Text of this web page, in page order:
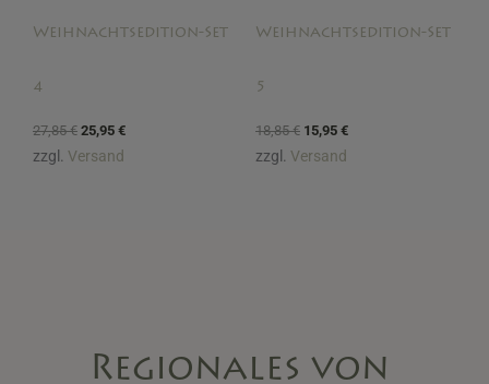
Weihnachtsedition-Set
4
27,85€ 25,95 €
zzgl. Versand
Weihnachtsedition-Set
5
18,85€ 15,95 €
zzgl. Versand
Regionales von